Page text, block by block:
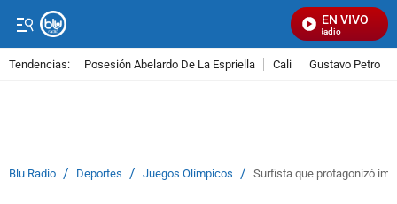
EN VIVO
Señal Visual Radio
Tendencias: Posesión Abelardo De La Espriella Cali Gustavo Petro
Blu Radio / Deportes / Juegos Olímpicos / Surfista que protagonizó